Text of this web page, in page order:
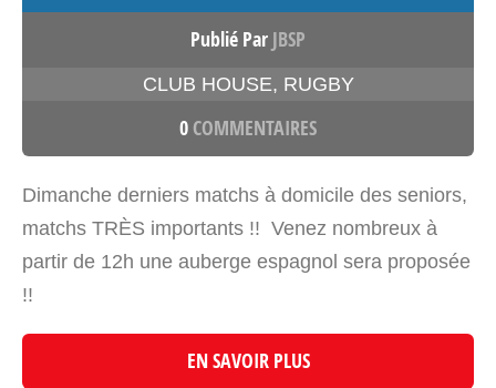
Publié Par JBSP
CLUB HOUSE, RUGBY
0 COMMENTAIRES
Dimanche derniers matchs à domicile des seniors,
matchs TRÈS importants !! Venez nombreux à
partir de 12h une auberge espagnol sera proposée
!!
EN SAVOIR PLUS